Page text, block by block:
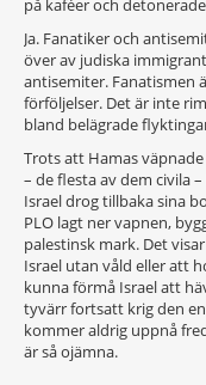
på kaféer och
Ja. Fanatiker och
över av judiska
antisemiter. Fanatismen
förföljelser. Det är inte
bland belägrade
Trots att Hamas
– de flesta av dem civila
Israel drog tillbaka sina
PLO lagt ner vapnen,
palestinsk mark. Det
Israel utan våld eller att
kunna förmå Israel att
tyvärr fortsatt krig den
kommer aldrig uppnå
är så ojämna.